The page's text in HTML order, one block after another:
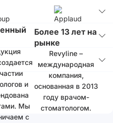
и
Мы
с
Более 13 лет на
рынке
Revyline –
международная
компания,
основанная в 2013
году врачом-
стоматологом.